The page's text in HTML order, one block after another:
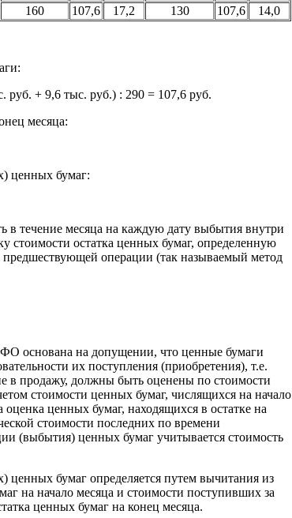
160 107,6 17,2 130 107,6 14,0
руб. + 9,6 тыс. руб.) : 290 = 107,6 руб.
месяца:
ценных бумаг:
течение месяца на каждую дату выбытия внутри
стоимости остатка ценных бумаг, определенную
предшествующей операции (так называемый метод
основана на допущении, что ценные бумаги
их поступления (приобретения), т.е.
в продажу, должны быть оценены по стоимости
стоимости ценных бумаг, числящихся на начало
ценных бумаг, находящихся в остатке на
стоимости последних по времени
(выбытия) ценных бумаг учитывается стоимость
бумаг определяется путем вычитания из
на начало месяца и стоимости поступивших за
ценных бумаг на конец месяца.